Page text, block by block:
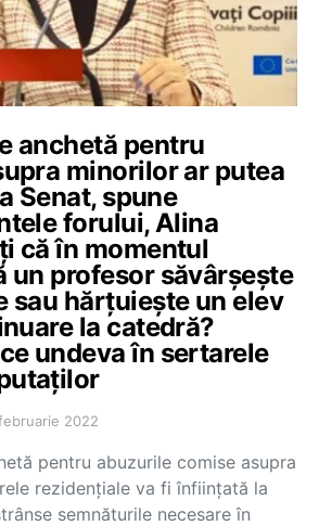
anchetă pentru
minorilor ar putea
Senat, spune
forului, Alina
că în momentul
un profesor săvârșește
sau hărțuiește un elev
la catedră?
undeva în sertarele
2022
pentru abuzurile comise asupra
rezidenţiale va fi înfiinţată la
semnăturile necesare în